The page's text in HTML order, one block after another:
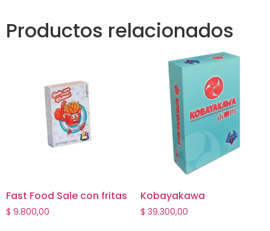
Productos relacionados
Fast Food Sale con fritas
$ 9.800,00
Kobayakawa
$ 39.300,00